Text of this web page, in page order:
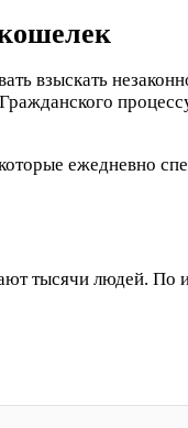
взыскать
ежедневно
тысячи людей. По